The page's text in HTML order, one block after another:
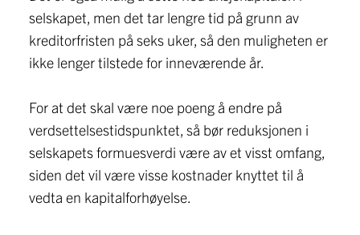
selskapet, men det tar lengre tid på grunn av
kreditorfristen på seks uker, så den muligheten er
ikke lenger tilstede for inneværende år.
For at det skal være noe poeng å endre på
verdsettelsestidspunktet, så bør reduksjonen i
selskapets formuesverdi være av et visst omfang,
siden det vil være visse kostnader knyttet til å
vedta en kapitalforhøyelse.